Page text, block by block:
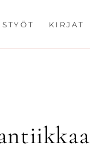
KIRJAT